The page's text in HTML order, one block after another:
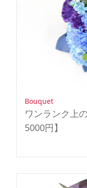
Bouquet
ワンランク上
5000円】